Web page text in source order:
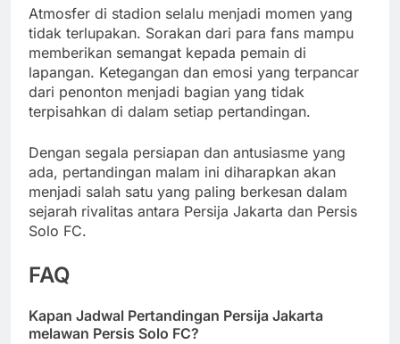
Atmosfer di stadion selalu menjadi momen yang
tidak terlupakan. Sorakan dari para fans mampu
memberikan semangat kepada pemain di
lapangan. Ketegangan dan emosi yang terpancar
dari penonton menjadi bagian yang tidak
terpisahkan di dalam setiap pertandingan.
Dengan segala persiapan dan antusiasme yang
ada, pertandingan malam ini diharapkan akan
menjadi salah satu yang paling berkesan dalam
sejarah rivalitas antara Persija Jakarta dan Persis
Solo FC.
FAQ
Kapan Jadwal Pertandingan Persija Jakarta
melawan Persis Solo FC?